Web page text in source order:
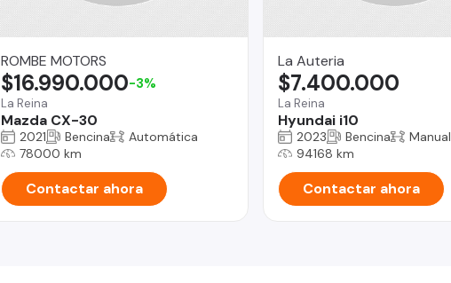
ROMBE MOTORS
La Reina
Mazda CX-30
$16.990.000-3%
2021 Bencina
Automática
78000 km
Contactar ahora
La Auteria
La Reina
Hyundai i10
$7.400.000
2023 Bencina
Manual
94168 km
Contactar ahora